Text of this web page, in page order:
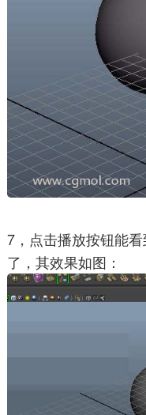
7，点击播放按钮能
了，其效果如图：